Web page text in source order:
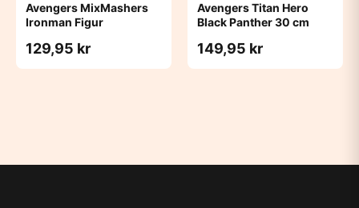
Avengers MixMashers
Ironman Figur
129,95 kr
Avengers Titan Hero
Black Panther 30 cm
149,95 kr